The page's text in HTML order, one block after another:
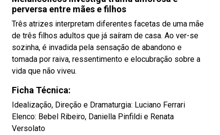
perversa entre mães e filhos
Três atrizes interpretam diferentes facetas de uma mãe
de três filhos adultos que já saíram de casa. Ao ver-se
sozinha, é invadida pela sensação de abandono e
tomada por raiva, ressentimento e elocubração sobre a
vida que não viveu.
Ficha Técnica:
Idealização, Direção e Dramaturgia: Luciano Ferrari
Elenco: Bebel Ribeiro, Daniella Pinfildi e Renata
Versolato